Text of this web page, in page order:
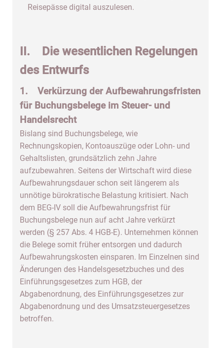
Reisepässe digital auszulesen.
II. Die wesentlichen Regelungen
des Entwurfs
1. Verkürzung der Aufbewahrungsfristen
für Buchungsbelege im Steuer- und
Handelsrecht
Bislang sind Buchungsbelege, wie
Rechnungskopien, Kontoauszüge oder Lohn- und
Gehaltslisten, grundsätzlich zehn Jahre
aufzubewahren. Seitens der Wirtschaft wird diese
Aufbewahrungsdauer schon seit längerem als
unnötige bürokratische Belastung kritisiert. Nach
dem BEG-IV soll die Aufbewahrungsfrist für
Buchungsbelege nun auf acht Jahre verkürzt
werden (§ 257 Abs. 4 HGB-E). Unternehmen können
die Belege somit früher entsorgen und dadurch
Aufbewahrungskosten einsparen. Im Einzelnen sind
Änderungen des Handelsgesetzbuches und des
Einführungsgesetzes zum HGB, der
Abgabenordnung, des Einführungsgesetzes zur
Abgabenordnung und des Umsatzsteuergesetzes
betroffen.